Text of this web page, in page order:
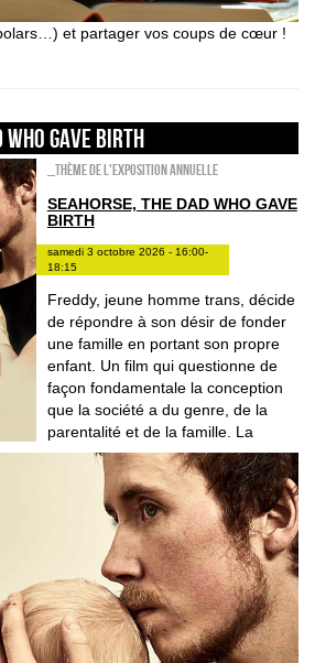
et partager vos coups de cœur !
who gave birth
_Thème de l'exposition annuelle
SEAHORSE, THE DAD WHO GAVE
BIRTH
samedi 3 octobre 2026 - 16:00-
18:15
Freddy, jeune homme trans, décide
de répondre à son désir de fonder
une famille en portant son propre
enfant. Un film qui questionne de
façon fondamentale la conception
que la société a du genre, de la
parentalité et de la famille. La